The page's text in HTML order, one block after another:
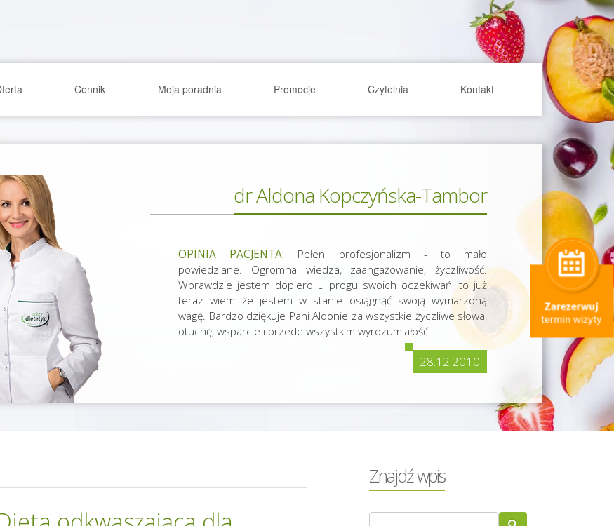
Cennik Moja poradnia Promocje Czytelnia Kontakt
dr Aldona Kopczyńska-Tambor
OPINIA PACJENTA: Pełen profesjonalizm - to mało
powiedziane. Ogromna wiedza, zaangażowanie, życzliwość.
Wprawdzie jestem dopiero u progu swoich oczekiwań, to już
teraz wiem że jestem w stanie osiągnąć swoją wymarzoną
wagę. Bardzo dziękuje Pani Aldonie za wszystkie życzliwe słowa,
otuchę, wsparcie i przede wszystkim wyrozumiałość ...
28.12.2010
Znajdź wpis